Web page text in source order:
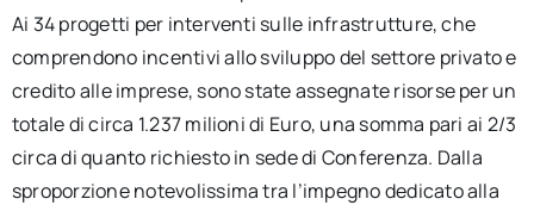
Ai 34 progetti per interventi sulle infrastrutture, che
comprendono incentivi allo sviluppo del settore privato e
credito alle imprese, sono state assegnate risorse per un
totale di circa 1.237 milioni di Euro, una somma pari ai 2/3
circa di quanto richiesto in sede di Conferenza. Dalla
sproporzione notevolissima tra l’impegno dedicato alla